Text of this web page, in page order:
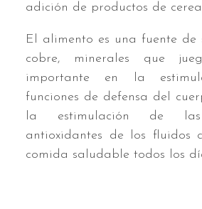
adición de productos de
El alimento es una fuente de
cobre, minerales que
importante en la
funciones de defensa del
la estimulación de las
antioxidantes de los fluidos
comida saludable todos los